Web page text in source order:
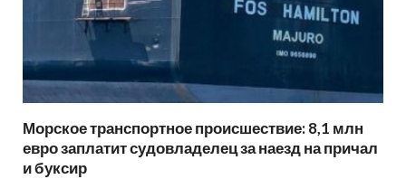
Морское транспортное происшествие: 8,1 млн
евро заплатит судовладелец за наезд на причал
и буксир